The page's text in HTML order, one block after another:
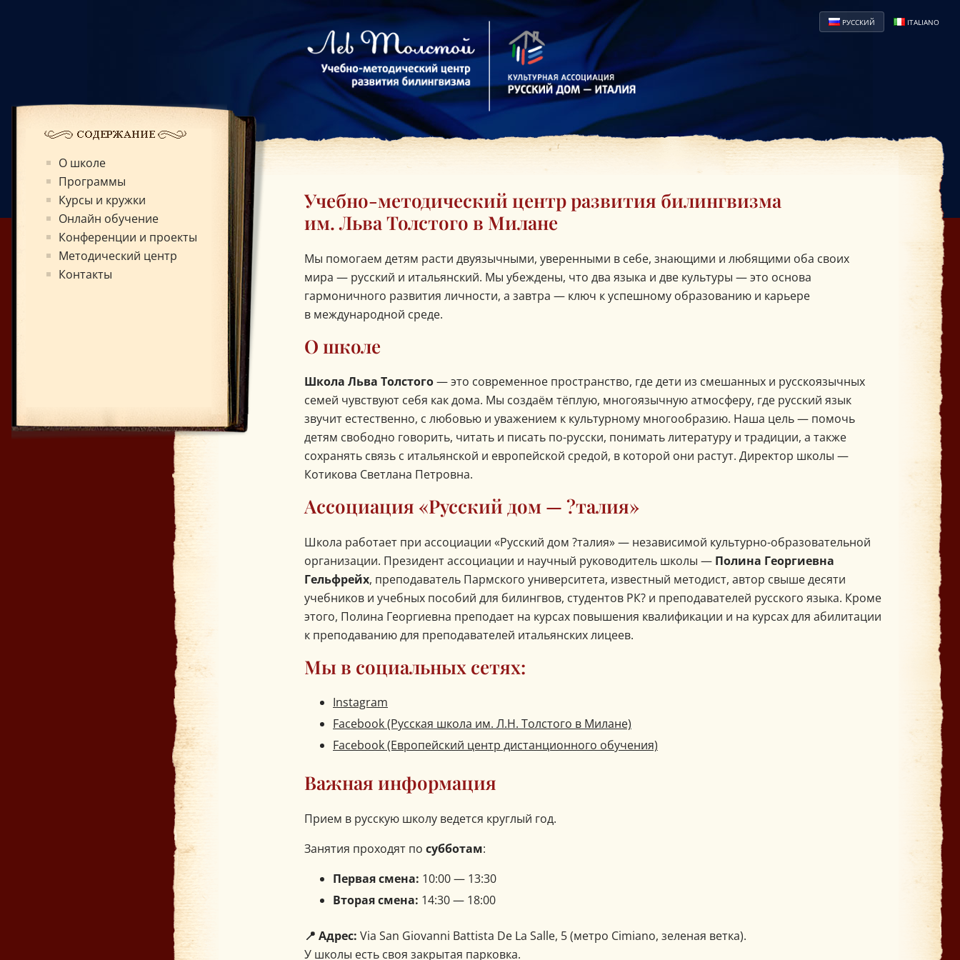
РУССКИЙ ITALIANO
О школе
Программы
Курсы и кружки
Онлайн обучение
Конференции и проекты
Методический центр
Контакты
Главная
Учебно-методический центр развития билингвизма
им. Льва Толстого в Милане
Мы помогаем детям расти двуязычными, уверенными в себе, знающими и любящими оба своих
мира — русский и итальянский. Мы убеждены, что два языка и две культуры — это основа
гармоничного развития личности, а завтра — ключ к успешному образованию и карьере
в международной среде.
О школе
Школа Льва Толстого— это современное пространство, где дети из смешанных и русскоязычных
семей чувствуют себя как дома. Мы создаём тёплую, многоязычную атмосферу, где русский язык
звучит естественно, с любовью и уважением к культурному многообразию. Наша цель — помочь
детям свободно говорить, читать и писать по-русски, понимать литературу и традиции, а также
сохранять связь с итальянской и европейской средой, в которой они растут. Директор школы —
Котикова Светлана Петровна.
Ассоциация «Русский дом — ?талия»
Школа работает при ассоциации «Русский дом ?талия» — независимой культурно-образовательной
организации. Президент ассоциации и научный руководитель школы — Полина Георгиевна
Гельфрейх, преподаватель Пармского университета, известный методист, автор свыше десяти
учебников и учебных пособий для билингвов, студентов РК? и преподавателей русского языка. Кроме
этого, Полина Георгиевна преподает на курсах повышения квалификации и на курсах для абилитации
к преподаванию для преподавателей итальянских лицеев.
Мы в социальных сетях:
Instagram
Facebook (Русская школа им. Л.Н. Толстого в Милане)
Facebook (Европейский центр дистанционного обучения)
Важная информация
Прием в русскую школу ведется круглый год.
Занятия проходят по субботам:
Первая смена: 10:00 — 13:30
Вторая смена: 14:30 — 18:00
📍 Адрес: Via San Giovanni Battista De La Salle, 5 (метро Cimiano, зеленая ветка).
У школы есть своя закрытая парковка.